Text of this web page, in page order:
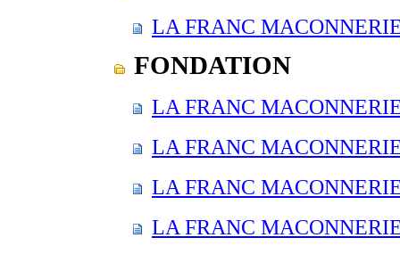
LA FRANC
FONDATION
LA FRANC
LA FRANC
LA FRANC
LA FRANC